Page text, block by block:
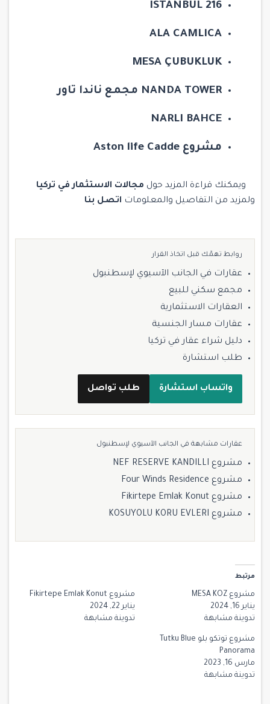
216 ISTANBUL
ALA CAMLICA
MESA ÇUBUKLUK
NANDA TOWER مجمع ناندا تاور
NARLI BAHCE
مشروع Aston life Cadde
ويمكنك قراءة المزيد حول مجالات الاستثمار في تركيا
ولمزيد من التفاصيل والمعلومات اتصل بنا
روابط تهمّك قبل اتخاذ القرار
عقارات في الجانب الآسيوي لإسطنبول
مجمع سكني للبيع
العقارات الاستثمارية
عقارات مسار الجنسية
دليل شراء عقار في تركيا
طلب استشارة
واتساب استشارة طلب تواصل
عقارات مشابهة في الجانب الآسيوي لإسطنبول
مشروع NEF RESERVE KANDILLI
مشروع Four Winds Residence
مشروع Fikirtepe Emlak Konut
مشروع KOSUYOLU KORU EVLERI
مرتبط
مشروع MESA KOZ
يناير 16, 2024
تدوينة مشابهة
مشروع Fikirtepe Emlak Konut
يناير 22, 2024
تدوينة مشابهة
مشروع توتكو بلو Tutku Blue
Panorama
مارس 16, 2023
تدوينة مشابهة